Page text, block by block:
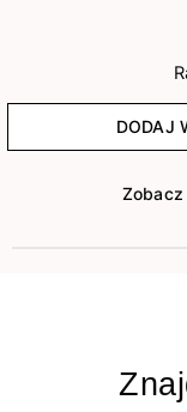
DODAJ